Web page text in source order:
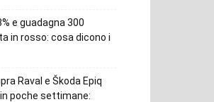
e guadagna 300
in rosso: cosa dicono i
Raval e Škoda Epiq
poche settimane: